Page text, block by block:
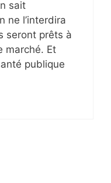
sait
ne l’interdira
seront prêts à
marché. Et
publique